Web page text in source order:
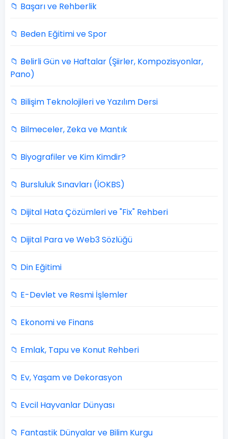
📁 Başarı ve Rehberlik
📁 Beden Eğitimi ve Spor
📁 Belirli Gün ve Haftalar (Şiirler, Kompozisyonlar,
Pano)
📁 Bilişim Teknolojileri ve Yazılım Dersi
📁 Bilmeceler, Zeka ve Mantık
📁 Biyografiler ve Kim Kimdir?
📁 Bursluluk Sınavları (İOKBS)
📁 Dijital Hata Çözümleri ve "Fix" Rehberi
📁 Dijital Para ve Web3 Sözlüğü
📁 Din Eğitimi
📁 E-Devlet ve Resmi İşlemler
📁 Ekonomi ve Finans
📁 Emlak, Tapu ve Konut Rehberi
📁 Ev, Yaşam ve Dekorasyon
📁 Evcil Hayvanlar Dünyası
📁 Fantastik Dünyalar ve Bilim Kurgu